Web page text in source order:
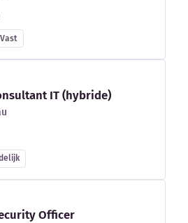
Vast
IT (hybride)
Officer